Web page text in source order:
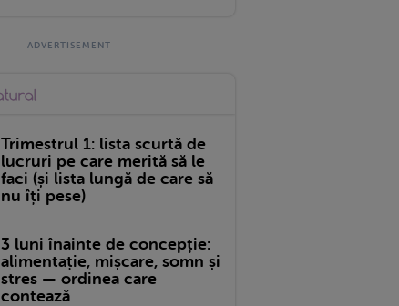
Trimestrul 1: lista scurtă de
lucruri pe care merită să le
faci (și lista lungă de care să
nu îți pese)
3 luni înainte de concepție:
alimentație, mișcare, somn și
stres — ordinea care
contează